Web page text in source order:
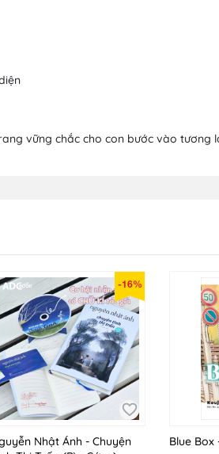
vững chắc cho con bước vào tương
-16%
Nhật Ánh - Chuyện
Blue Box